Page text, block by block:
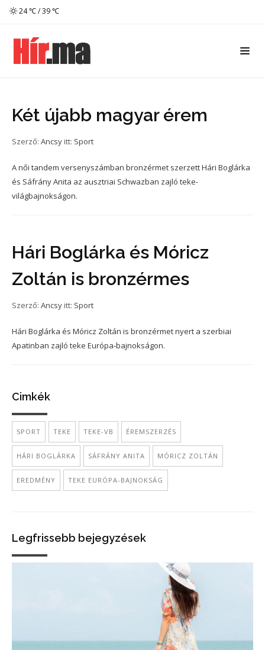
24 ℃ / 39 ℃
Két újabb magyar érem
Szerző: Ancsy itt: Sport
A női tandem versenyszámban bronzérmet szerzett Hári Boglárka
és Sáfrány Anita az ausztriai Schwazban zajló teke-
világbajnokságon.
Hári Boglárka és Móricz
Zoltán is bronzérmes
Szerző: Ancsy itt: Sport
Hári Boglárka és Móricz Zoltán is bronzérmet nyert a szerbiai
Apatinban zajló teke Európa-bajnokságon.
Cimkék
SPORT TEKE TEKE-VB ÉREMSZERZÉS
HÁRI BOGLÁRKA SÁFRÁNY ANITA MÓRICZ ZOLTÁN
EREDMÉNY TEKE EURÓPA-BAJNOKSÁG
Legfrissebb bejegyzések